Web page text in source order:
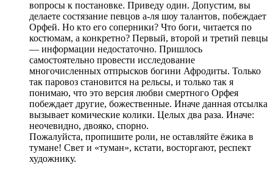
вопросы к постановке. Приведу один. Допустим, вы
делаете состязание певцов а-ля шоу талантов, побеждает
Орфей. Но кто его соперники? Что боги, читается по
костюмам, а конкретно? Первый, второй и третий певцы
— информации недостаточно. Пришлось
самостоятельно провести исследование
многочисленных отпрысков богини Афродиты. Только
так паровоз становится на рельсы, и только так я
понимаю, что это версия любви смертного Орфея
побеждает другие, божественные. Иначе данная отсылка
вызывает комические колики. Целых два раза. Иначе:
неочевидно, двояко, спорно.
Пожалуйста, пропишите роли, не оставляйте ёжика в
тумане! Свет и «туман», кстати, восторгают, респект
художнику.